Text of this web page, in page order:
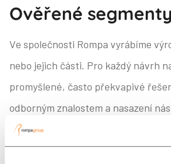
Ověřené
Ve společnosti Rompa vyrábíme
nebo jejich části. Pro každý návrh
promyšlené, často překvapivé
odborným znalostem a nasazení
vyhledávají pro své vysoce kvalitní
výrobky. S "našimi" výrobky se